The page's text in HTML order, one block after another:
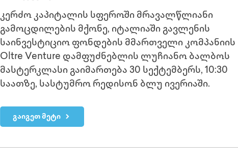
კერძო კაპიტალის სფეროში მრავალწლიანი
გამოცდილების მქონე, იტალიაში გავლენის
საინვესტიციო ფონდების მმართველი კომპანიის
Oltre Venture დამფუძნებლის ლუჩიანო ბალბოს
მასტერკლასი გაიმართება 30 სექტემბერს, 10:30
საათზე, სასტუმრო რედისონ ბლუ ივერიაში.
გაიგეთ მეტი